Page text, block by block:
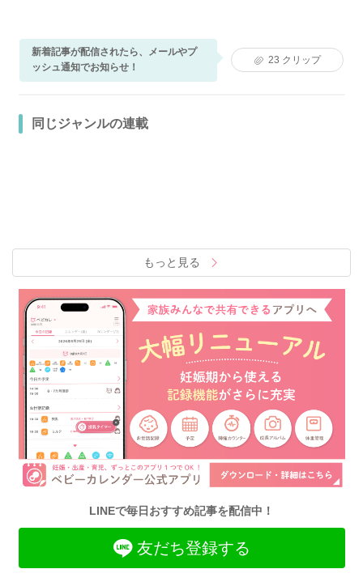
新着記事が配信されたら、メールやプ
ッシュ通知でお知らせ！
23 クリップ
同じジャンルの連載
もっと見る
LINEで毎日おすすめ記事を配信中！
友だち登録する